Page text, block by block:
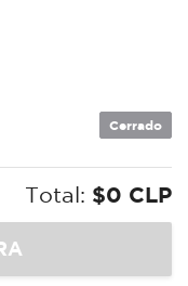
Cerrado
Total: $0 CLP